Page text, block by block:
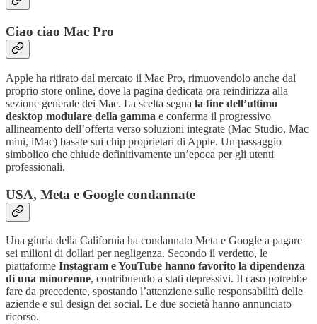
Ciao ciao Mac Pro
Apple ha ritirato dal mercato il Mac Pro, rimuovendolo anche dal
proprio store online, dove la pagina dedicata ora reindirizza alla
sezione generale dei Mac. La scelta segna la fine dell’ultimo
desktop modulare della gamma e conferma il progressivo
allineamento dell’offerta verso soluzioni integrate (Mac Studio, Mac
mini, iMac) basate sui chip proprietari di Apple. Un passaggio
simbolico che chiude definitivamente un’epoca per gli utenti
professionali.
USA, Meta e Google condannate
Una giuria della California ha condannato Meta e Google a pagare
sei milioni di dollari per negligenza. Secondo il verdetto, le
piattaforme Instagram e YouTube hanno favorito la dipendenza
di una minorenne, contribuendo a stati depressivi. Il caso potrebbe
fare da precedente, spostando l’attenzione sulle responsabilità delle
aziende e sul design dei social. Le due società hanno annunciato
ricorso.